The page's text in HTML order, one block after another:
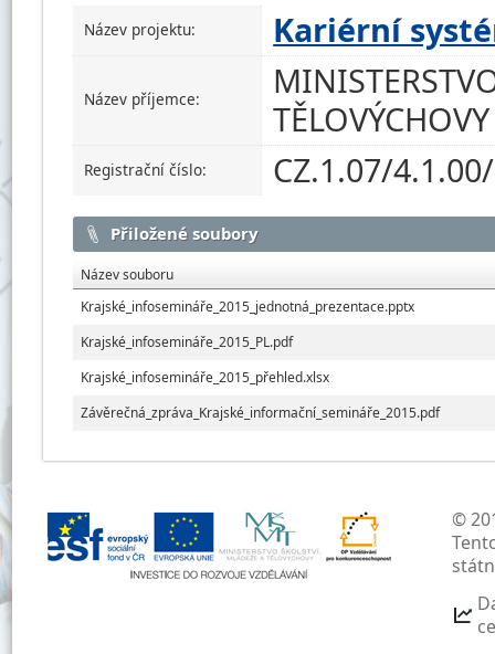
Název projektu: Kariérní
Název příjemce:
TĚLOVÝCHOVY
Registrační číslo: CZ.1.07/
Přiložené soubory
Název souboru
Krajské_infosemináře_2015_jednotná_prezentace.pptx
Krajské_infosemináře_2015_PL.pdf
Krajské_infosemináře_2015_přehled.xlsx
Závěrečná_zpráva_Krajské_informační_semináře_2015.pdf
©